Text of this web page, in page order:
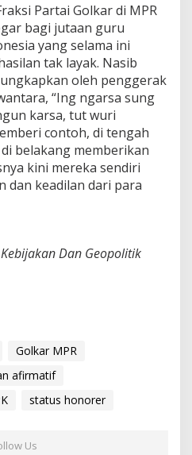
Partai Golkar di MPR
bagi jutaan guru
yang selama ini
tak layak. Nasib
oleh penggerak
“Ing ngarsa sung
karsa, tut wuri
contoh, di tengah
belakang memberikan
kini mereka sendiri
dan keadilan dari para
Dan Geopolitik
Golkar MPR
afirmatif
status honorer
Us